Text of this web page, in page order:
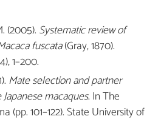
(2005). Systematic review of
fuscata(Gray, 1870).
1–200.
Mate selection and partner
macaques. In The
(pp. 101–122). State University of